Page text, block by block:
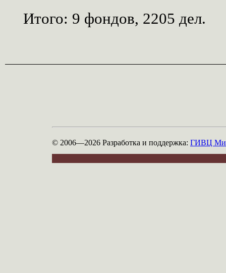
Итого: 9 фондов, 2205 дел.
© 2006—2026 Разработка и поддержка: ГИВЦ